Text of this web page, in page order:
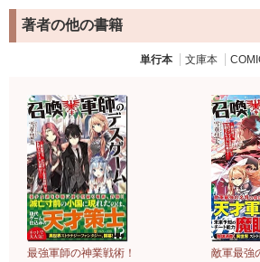
著者の他の書籍
単行本 文庫本
最強軍師の神業戦術！ 敵軍最強